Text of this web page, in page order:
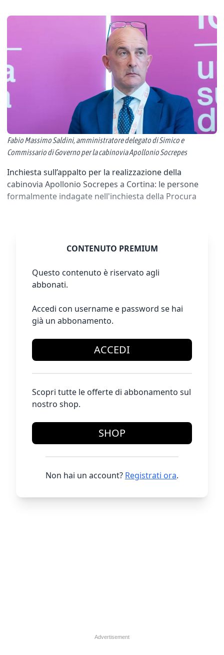
Fabio Massimo Saldini, amministratore delegato di Simico e
Commissario di Governo per la cabinovia Apollonio Socrepes
Inchiesta sull’appalto per la realizzazione della
cabinovia Apollonio Socrepes a Cortina: le persone
formalmente indagate nell'inchiesta della Procura
CONTENUTO PREMIUM
Questo contenuto è riservato agli
abbonati.
Accedi con username e password se hai
già un abbonamento.
ACCEDI
Scopri tutte le offerte di abbonamento sul
nostro shop.
SHOP
Non hai un account? Registrati ora.